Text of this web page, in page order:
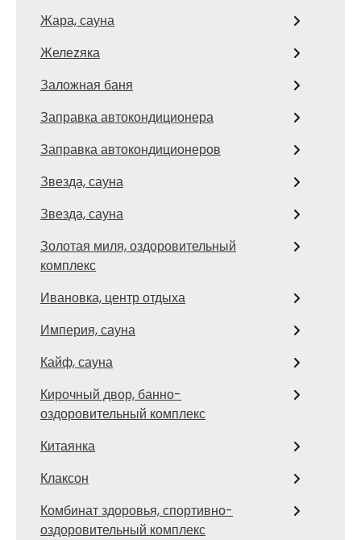
Жара, сауна
Желеzяка
Заложная баня
Заправка автокондиционера
Заправка автокондиционеров
Звезда, сауна
Звезда, сауна
Золотая миля, оздоровительный
комплекс
Ивановка, центр отдыха
Империя, сауна
Кайф, сауна
Кирочный двор, банно-
оздоровительный комплекс
Китаянка
Клаксон
Комбинат здоровья, спортивно-
оздоровительный комплекс